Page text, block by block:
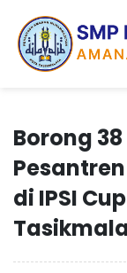
Borong
di IPSI